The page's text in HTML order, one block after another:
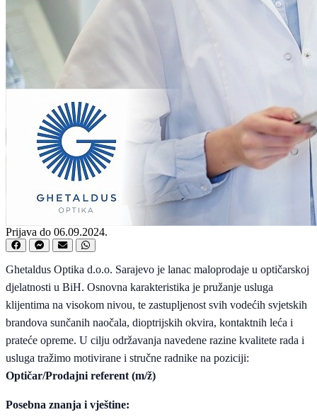
Prijava do 06.09.2024.
Ghetaldus Optika d.o.o. Sarajevo je lanac maloprodaje u optičarskoj
djelatnosti u BiH. Osnovna karakteristika je pružanje usluga
klijentima na visokom nivou, te zastupljenost svih vodećih svjetskih
brandova sunčanih naočala, dioptrijskih okvira, kontaktnih leća i
prateće opreme. U cilju održavanja navedene razine kvalitete rada i
usluga tražimo motivirane i stručne radnike na poziciji:
Optičar/Prodajni referent (m/ž)
Posebna znanja i vještine: